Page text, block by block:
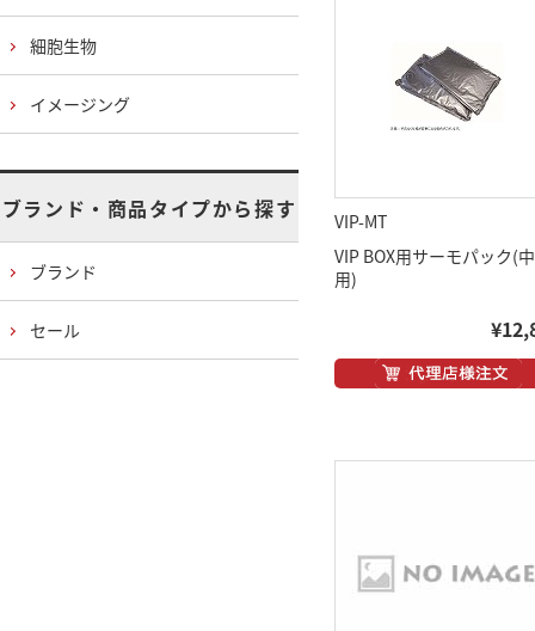
VIP-MT
VIP BOX用サーモパック(
用)
細胞生物
イメージング
ブランド・商品タイプから探す
ブランド
セール